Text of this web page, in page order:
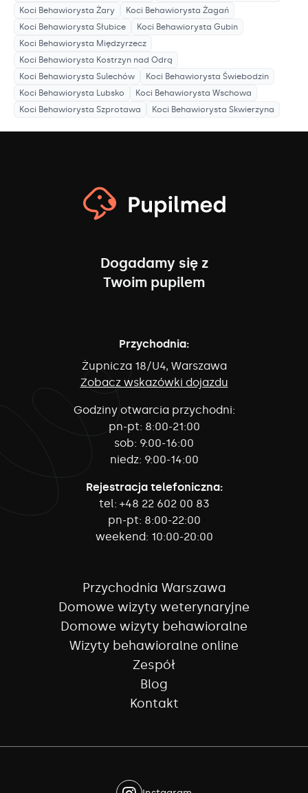
Koci Behawiorysta Żary Koci Behawiorysta Żagań
Koci Behawiorysta Słubice Koci Behawiorysta Gubin
Koci Behawiorysta Międzyrzecz
Koci Behawiorysta Kostrzyn nad Odrą
Koci Behawiorysta Sulechów Koci Behawiorysta Świebodzin
Koci Behawiorysta Lubsko Koci Behawiorysta Wschowa
Koci Behawiorysta Szprotawa Koci Behawiorysta Skwierzyna
Dogadamy się z
Twoim pupilem
Przychodnia:
Żupnicza 18/U4, Warszawa
Zobacz wskazówki dojazdu
Godziny otwarcia przychodni:
pn-pt: 8:00-21:00
sob: 9:00-16:00
niedz: 9:00-14:00
Rejestracja telefoniczna:
tel: +48 22 602 00 83
pn-pt: 8:00-22:00
weekend: 10:00-20:00
Przychodnia Warszawa
Domowe wizyty weterynaryjne
Domowe wizyty behawioralne
Wizyty behawioralne online
Zespół
Blog
Kontakt